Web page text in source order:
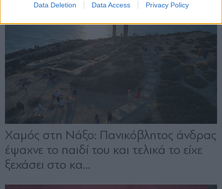
Data Deletion Data Access Privacy Policy